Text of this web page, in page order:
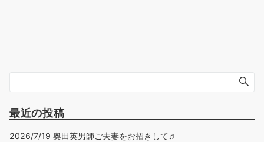
最近の投稿
2026/7/19 奥田英男師ご夫妻をお招きして♫